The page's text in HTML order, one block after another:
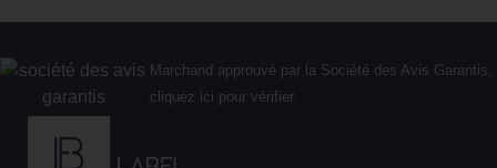
Marchand approuvé par la Société des Avis Garantis,
cliquez ici pour vérifier.